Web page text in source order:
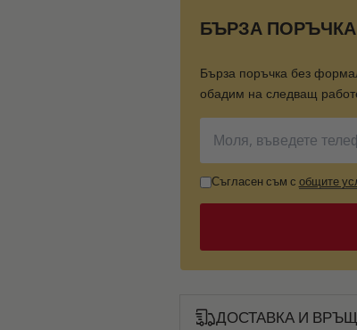
БЪРЗА ПОРЪЧКА
Бърза поръчка без
обадим на следващ
Съгласен съм с общите
ДОСТАВКА И